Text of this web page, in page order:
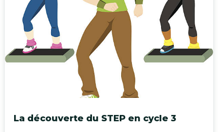
La découverte du STEP en cycle 3